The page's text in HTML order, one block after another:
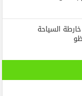
السياحة